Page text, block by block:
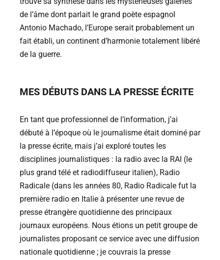
de l’âme dont parlait le grand poète espagnol
Antonio Machado, l’Europe serait probablement un
fait établi, un continent d’harmonie totalement libéré
de la guerre.
MES DÉBUTS DANS LA PRESSE ÉCRITE
En tant que professionnel de l’information, j’ai
débuté à l’époque où le journalisme était dominé par
la presse écrite, mais j’ai exploré toutes les
disciplines journalistiques : la radio avec la RAI (le
plus grand télé et radiodiffuseur italien), Radio
Radicale (dans les années 80, Radio Radicale fut la
première radio en Italie à présenter une revue de
presse étrangère quotidienne des principaux
journaux européens. Nous étions un petit groupe de
journalistes proposant ce service avec une diffusion
nationale quotidienne ; je couvrais la presse